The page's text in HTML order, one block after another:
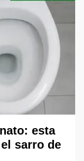
esta
sarro de